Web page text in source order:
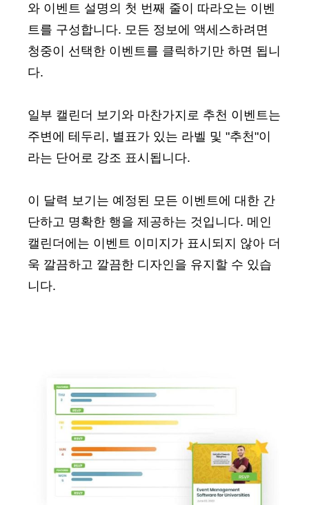
와 이벤트 설명의 첫 번째 줄이 따라오는 이벤
트를 구성합니다. 모든 정보에 액세스하려면
청중이 선택한 이벤트를 클릭하기만 하면 됩니
다.
일부 캘린더 보기와 마찬가지로 추천 이벤트는
주변에 테두리, 별표가 있는 라벨 및 "추천"이
라는 단어로 강조 표시됩니다.
이 달력 보기는 예정된 모든 이벤트에 대한 간
단하고 명확한 행을 제공하는 것입니다. 메인
캘린더에는 이벤트 이미지가 표시되지 않아 더
욱 깔끔하고 깔끔한 디자인을 유지할 수 있습
니다.